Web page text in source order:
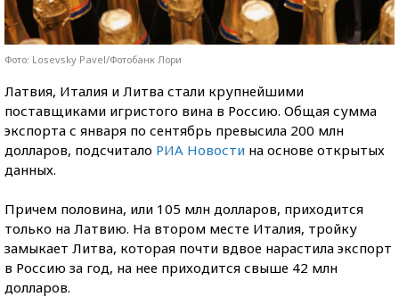
Фото: Losevsky Pavel/Фотобанк Лори
Латвия, Италия и Литва стали крупнейшими
поставщиками игристого вина в Россию. Общая сумма
экспорта с января по сентябрь превысила 200 млн
долларов, подсчитало РИА Новости на основе открытых
данных.
Причем половина, или 105 млн долларов, приходится
только на Латвию. На втором месте Италия, тройку
замыкает Литва, которая почти вдвое нарастила экспорт
в Россию за год, на нее приходится свыше 42 млн
долларов.